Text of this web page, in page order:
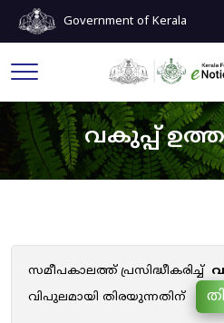
Government of Kerala
വകുപ്പ്
സമീപകാലത്ത് പ്രസിദ്ധീകരിച്ച്
വിപുലമായി തിരയുന്നതിന്